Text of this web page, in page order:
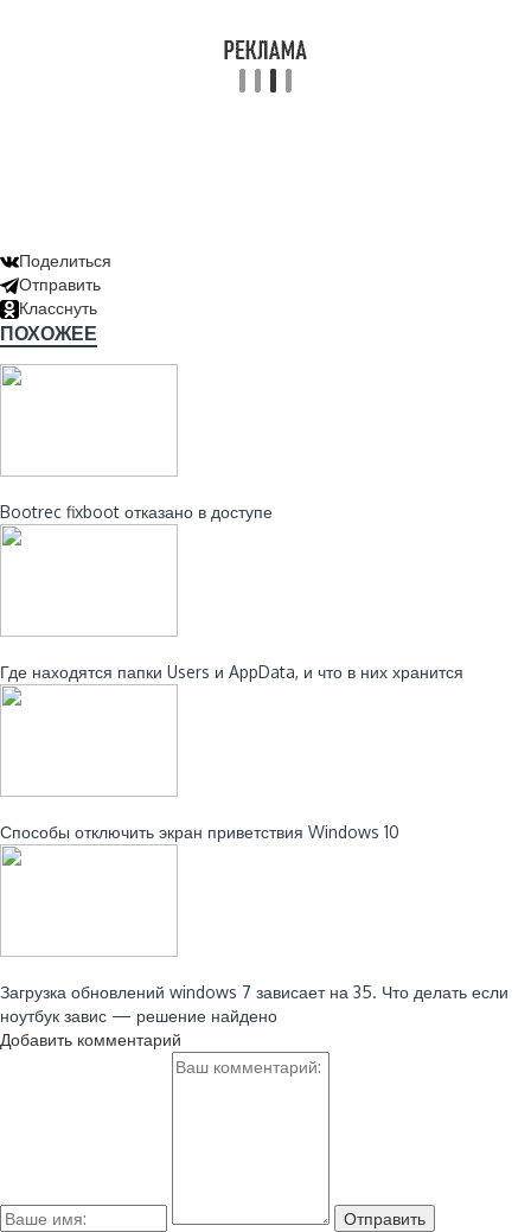
Поделиться
Отправить
Класснуть
ПОХОЖЕЕ
Bootrec fixboot отказано в доступе
Где находятся папки Users и AppData, и что в них хранится
Способы отключить экран приветствия Windows 10
Загрузка обновлений windows 7 зависает на 35. Что делать если
ноутбук завис — решение найдено
Добавить комментарий